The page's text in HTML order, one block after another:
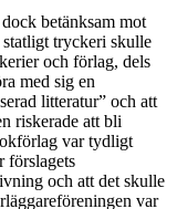
betänksam mot
tryckeri skulle
och förlag, dels
med sig en
litteratur” och att
riskerade att bli
var tydligt
förslagets
och att det skulle
var